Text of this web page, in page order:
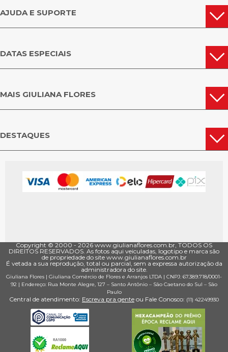
AJUDA E SUPORTE
DATAS ESPECIAIS
MAIS GIULIANA FLORES
DESTAQUES
Copyright © 2000 - ­2026 www.giulianaflores.com.br, TODOS OS
DIREITOS RESERVADOS. As fotos aqui veiculadas, logotipo e marca são
de propriedade do site www.giulianaflores.com.br
É vetada a sua reprodução, total ou parcial, sem a expressa autorização da
administradora do site.
Giuliana Flores | Giuliana Comércio de Flores e Arranjos LTDA | CNPJ: 67.389.718/0001­
92 | Endereço: Rua Monte Alegre, 127 – Santo Antônio – São Caetano do Sul – São
Paulo
Central de atendimento: Escreva pra gente ou Fale Conosco: (11) 4224­9930